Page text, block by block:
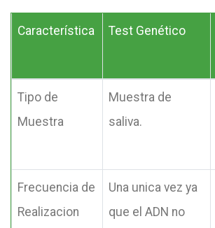
Característica Test Genético
Tipo de
Muestra
Muestra de
saliva.
Frecuencia de
Realizacion
Una unica vez ya
que el ADN no